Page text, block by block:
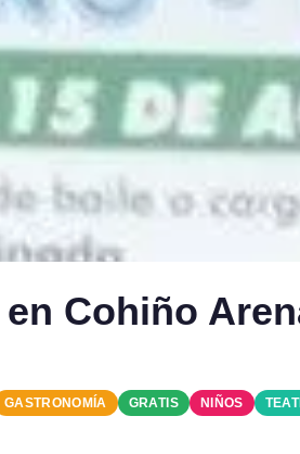
Cohiño
GASTRONOMÍA GRATIS NIÑOS